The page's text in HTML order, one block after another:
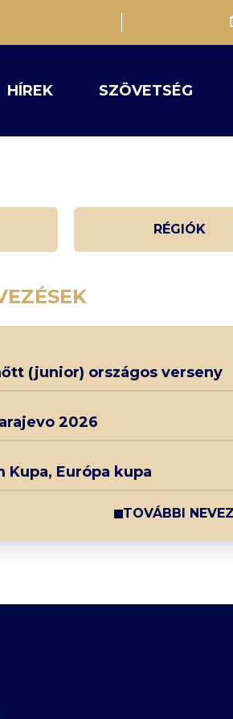
HÍREK SZÖVETSÉG
RÉGIÓK
(junior) országos verseny
2026
Kupa, Európa kupa
TOVÁBBI